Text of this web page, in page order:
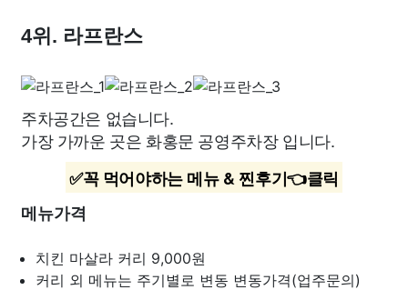
4위. 라프란스
주차공간은 없습니다.
가장 가까운 곳은 화홍문 공영주차장 입니다.
✅꼭 먹어야하는 메뉴 & 찐후기👈클릭
메뉴가격
치킨 마살라 커리 9,000원
커리 외 메뉴는 주기별로 변동 변동가격(업주문의)